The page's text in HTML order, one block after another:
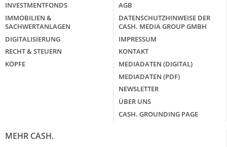
INVESTMENTFONDS
IMMOBILIEN &
SACHWERTANLAGEN
DIGITALISIERUNG
RECHT & STEUERN
KÖPFE
AGB
DATENSCHUTZHINWEISE DER
CASH. MEDIA GROUP GMBH
IMPRESSUM
KONTAKT
MEDIADATEN (DIGITAL)
MEDIADATEN (PDF)
NEWSLETTER
ÜBER UNS
CASH. GROUNDING PAGE
MEHR CASH.